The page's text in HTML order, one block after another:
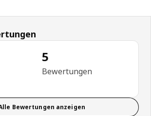
Bewertung: 4.4 von 5 Sterne Alle Bewertungen: 5
5
Bewertungen
Bewertungen anzeigen